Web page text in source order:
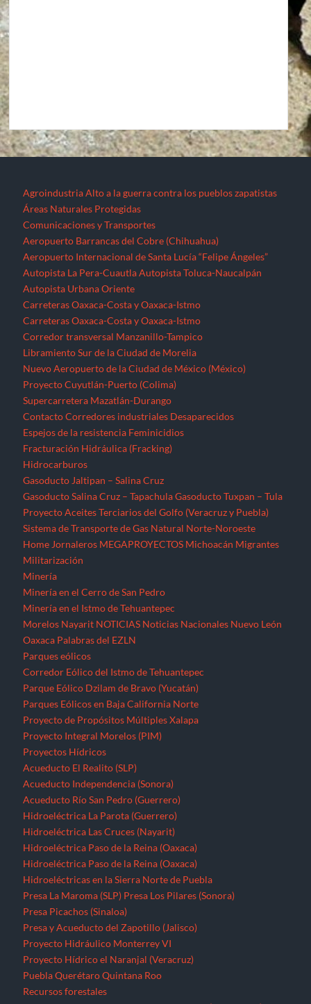
Agroindustria Alto a la guerra contra los pueblos zapatistas
Áreas Naturales Protegidas
Comunicaciones y Transportes
Aeropuerto Barrancas del Cobre (Chihuahua)
Aeropuerto Internacional de Santa Lucía “Felipe Ángeles”
Autopista La Pera-Cuautla Autopista Toluca-Naucalpán
Autopista Urbana Oriente
Carreteras Oaxaca-Costa y Oaxaca-Istmo
Carreteras Oaxaca-Costa y Oaxaca-Istmo
Corredor transversal Manzanillo-Tampico
Libramiento Sur de la Ciudad de Morelia
Nuevo Aeropuerto de la Ciudad de México (México)
Proyecto Cuyutlán-Puerto (Colima)
Supercarretera Mazatlán-Durango
Contacto Corredores industriales Desaparecidos
Espejos de la resistencia Feminicidios
Fracturación Hidráulica (Fracking)
Hidrocarburos
Gasoducto Jaltipan – Salina Cruz
Gasoducto Salina Cruz – Tapachula Gasoducto Tuxpan – Tula
Proyecto Aceites Terciarios del Golfo (Veracruz y Puebla)
Sistema de Transporte de Gas Natural Norte-Noroeste
Home Jornaleros MEGAPROYECTOS Michoacán Migrantes
Militarización
Minería
Minería en el Cerro de San Pedro
Minería en el Istmo de Tehuantepec
Morelos Nayarit NOTICIAS Noticias Nacionales Nuevo León
Oaxaca Palabras del EZLN
Parques eólicos
Corredor Eólico del Istmo de Tehuantepec
Parque Eólico Dzilam de Bravo (Yucatán)
Parques Eólicos en Baja California Norte
Proyecto de Propósitos Múltiples Xalapa
Proyecto Integral Morelos (PIM)
Proyectos Hídricos
Acueducto El Realito (SLP)
Acueducto Independencia (Sonora)
Acueducto Río San Pedro (Guerrero)
Hidroeléctrica La Parota (Guerrero)
Hidroeléctrica Las Cruces (Nayarit)
Hidroeléctrica Paso de la Reina (Oaxaca)
Hidroeléctrica Paso de la Reina (Oaxaca)
Hidroeléctricas en la Sierra Norte de Puebla
Presa La Maroma (SLP) Presa Los Pilares (Sonora)
Presa Picachos (Sinaloa)
Presa y Acueducto del Zapotillo (Jalisco)
Proyecto Hidráulico Monterrey VI
Proyecto Hídrico el Naranjal (Veracruz)
Puebla Querétaro Quintana Roo
Recursos forestales